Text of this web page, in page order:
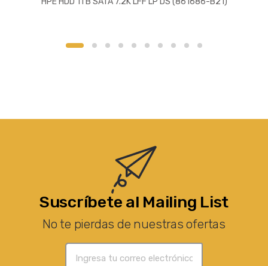
Suscríbete al Mailing List
No te pierdas de nuestras ofertas